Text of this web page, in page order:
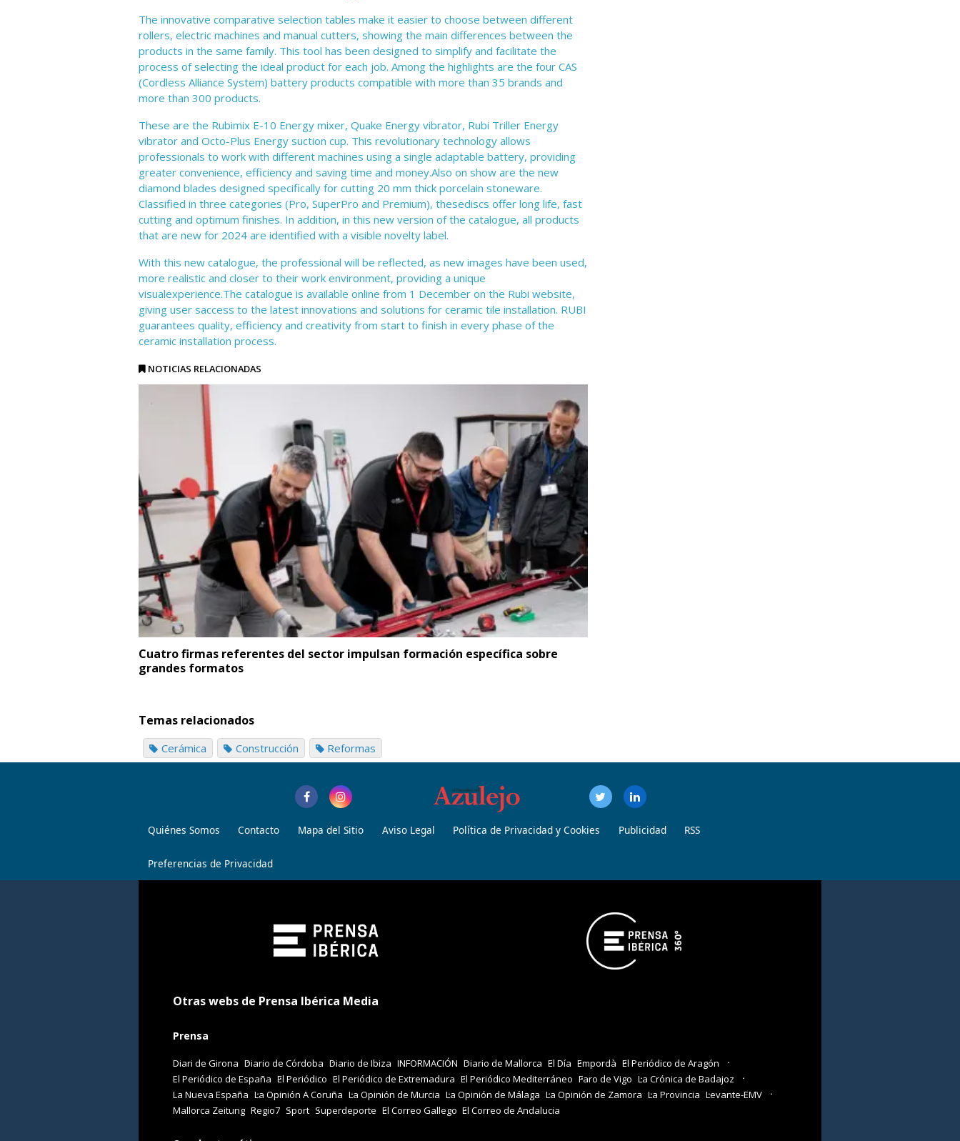
The innovative comparative selection tables make it easier to choose between different
rollers, electric machines and manual cutters, showing the main differences between the
products in the same family. This tool has been designed to simplify and facilitate the
process of selecting the ideal product for each job. Among the highlights are the four CAS
(Cordless Alliance System) battery products compatible with more than 35 brands and
more than 300 products.
These are the Rubimix E-10 Energy mixer, Quake Energy vibrator, Rubi Triller Energy
vibrator and Octo-Plus Energy suction cup. This revolutionary technology allows
professionals to work with different machines using a single adaptable battery, providing
greater convenience, efficiency and saving time and money.Also on show are the new
diamond blades designed specifically for cutting 20 mm thick porcelain stoneware.
Classified in three categories (Pro, SuperPro and Premium), thesediscs offer long life, fast
cutting and optimum finishes. In addition, in this new version of the catalogue, all products
that are new for 2024 are identified with a visible novelty label.
With this new catalogue, the professional will be reflected, as new images have been used,
more realistic and closer to their work environment, providing a unique
visualexperience.The catalogue is available online from 1 December on the Rubi website,
giving user saccess to the latest innovations and solutions for ceramic tile installation. RUBI
guarantees quality, efficiency and creativity from start to finish in every phase of the
ceramic installation process.
NOTICIAS RELACIONADAS
Cuatro firmas referentes del sector impulsan formación específica sobre
grandes formatos
Temas relacionados
Cerámica Construcción Reformas
Quiénes Somos Contacto Mapa del Sitio Aviso Legal Política de Privacidad y Cookies Publicidad RSS
Preferencias de Privacidad
Otras webs de Prensa Ibérica Media
Prensa
Diari de Girona Diario de Córdoba Diario de Ibiza INFORMACIÓN Diario de Mallorca El Día Empordà El Periódico de Aragón
El Periódico de España El Periódico El Periódico de Extremadura El Periódico Mediterráneo Faro de Vigo La Crónica de Badajoz
La Nueva España La Opinión A Coruña La Opinión de Murcia La Opinión de Málaga La Opinión de Zamora La Provincia Levante-EMV
Mallorca Zeitung Regio7 Sport Superdeporte El Correo Gallego El Correo de Andalucia